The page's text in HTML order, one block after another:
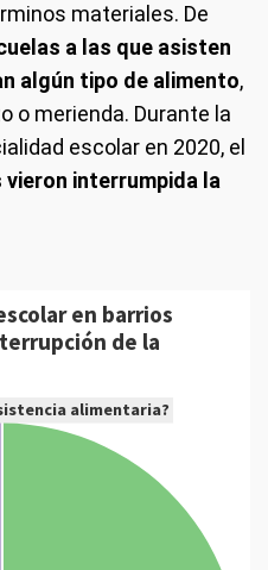
materiales. De
a las que asisten
algún tipo de alimento,
o merienda. Durante la
escolar en 2020, el
interrumpida la